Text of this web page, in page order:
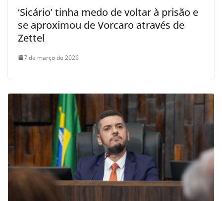
‘Sicário’ tinha medo de voltar à prisão e
se aproximou de Vorcaro através de
Zettel
7 de março de 2026